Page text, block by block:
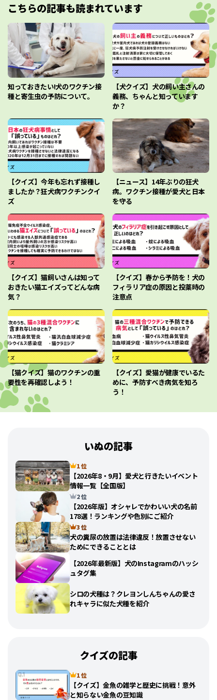
こちらの記事も読まれています
知っておきたい!犬のワクチン接
種と寄生虫の予防について。
【犬クイズ】犬の飼い主さんの
義務、ちゃんと知っています
か？
【クイズ】今年も忘れず接種し
ましたか？狂犬病ワクチンクイ
ズ
【ニュース】14年ぶりの狂犬
病。ワクチン接種が愛犬と日本
を守る
【クイズ】猫飼いさんは知って
おきたい猫エイズってどんな病
気？
【クイズ】春から予防を！犬の
フィラリア症の原因と投薬時の
注意点
【猫クイズ】猫のワクチンの重
要性を再確認しよう！
【クイズ】愛猫が健康でいるた
めに、予防すべき病気を知ろ
う！
いぬの記事
1 位
【2026年8・9月】愛犬と行きたいイベント
情報一覧【全国版】
2 位
【2026年版】オシャレでかわいい犬の名前
178選！ランキングや色別にご紹介
3 位
犬の糞尿の放置は法律違反！放置させない
ためにできることとは
【2026年最新版】犬のInstagramのハッシ
ュタグ集
シロの犬種は？クレヨンしんちゃんの愛さ
れキャラに似た犬種を紹介
クイズの記事
1 位
【クイズ】金魚の雑学と歴史に挑戦！意外
と知らない金魚の豆知識